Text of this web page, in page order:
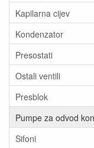
Kapilarna cijev
Kondenzator
Presostati
Ostali ventili
Presblok
Pumpe za odvod
Sifoni